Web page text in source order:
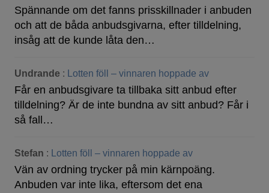
Spännande om det fanns prisskillnader i anbuden
och att de båda anbudsgivarna, efter tilldelning,
insåg att de kunde låta den…
Undrande : Lotten föll – vinnaren hoppade av
Får en anbudsgivare ta tillbaka sitt anbud efter
tilldelning? Är de inte bundna av sitt anbud? Får i
så fall…
Stefan : Lotten föll – vinnaren hoppade av
Vän av ordning trycker på min kärnpoäng.
Anbuden var inte lika, eftersom det ena